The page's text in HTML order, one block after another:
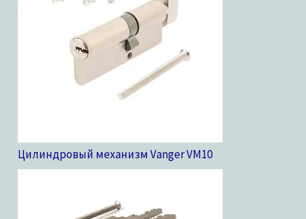
Цилиндровый механизм Vanger VM10